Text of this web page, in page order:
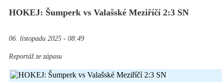
HOKEJ: Šumperk vs Valašské Meziříčí 2:3 SN
06. listopadu 2025 - 08:49
Reportáž ze zápasu